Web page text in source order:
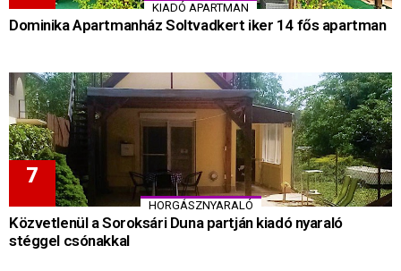
KIADÓ APARTMAN
Dominika Apartmanház Soltvadkert iker 14 fős apartman
HORGÁSZNYARALÓ
Közvetlenül a Soroksári Duna partján kiadó nyaraló
stéggel csónakkal